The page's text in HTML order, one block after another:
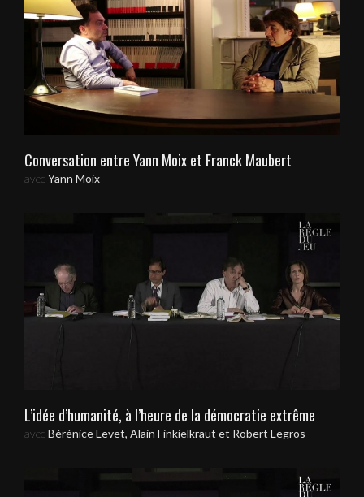
Conversation entre Yann Moix et Franck Maubert
avec Yann Moix
L’idée d’humanité, à l’heure de la démocratie extrême
avec Bérénice Levet, Alain Finkielkraut et Robert Legros